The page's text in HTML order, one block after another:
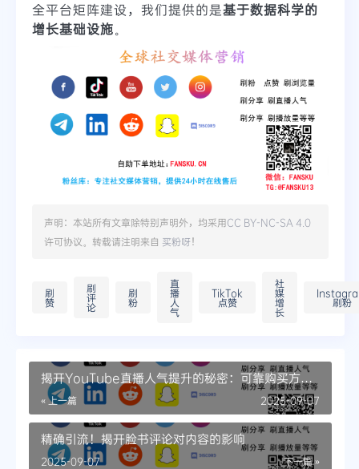
全平台矩阵建设，我们提供的是基于数据科学的
增长基础设施。
声明：本站所有文章除特别声明外，均采用CC BY-NC-SA 4.0
许可协议。转载请注明来自 买粉呀！
刷
赞
刷
评
论
刷
粉
直
播
人
气
TikTok
点赞
社
媒
增
长
刷粉
揭开YouTube直播人气提升的秘密：可靠购买方案
一览
« 上一篇 2025-09-07
精确引流！揭开脸书评论对内容的影响
下一篇 »
2025-09-07